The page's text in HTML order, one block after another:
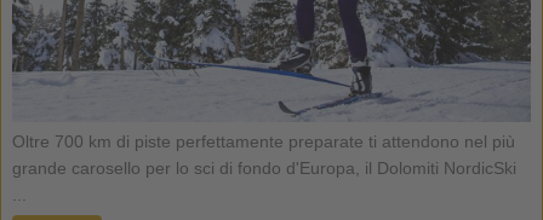
Oltre 700 km di piste perfettamente preparate ti attendono nel più
grande carosello per lo sci di fondo d'Europa, il Dolomiti NordicSki
...